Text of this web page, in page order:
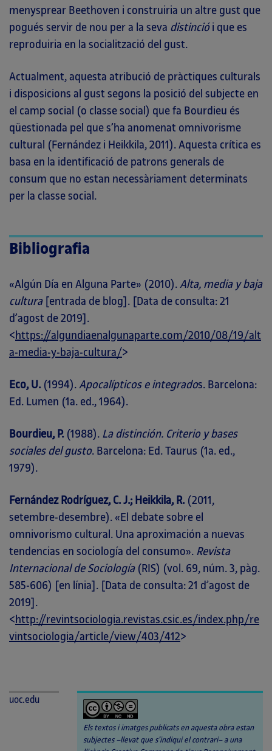
menysprear Beethoven i construiria un altre gust que
pogués servir de nou per a la seva distinció i que es
reproduiria en la socialització del gust.
Actualment, aquesta atribució de pràctiques culturals
i disposicions al gust segons la posició del subjecte en
el camp social (o classe social) que fa Bourdieu és
qüestionada pel que s’ha anomenat omnivorisme
cultural (Fernández i Heikkila, 2011). Aquesta crítica es
basa en la identificació de patrons generals de
consum que no estan necessàriament determinats
per la classe social.
Bibliografia
«Algún Día en Alguna Parte» (2010). Alta, media y baja
cultura[entrada de blog]. [Data de consulta: 21
d’agost de 2019].
< https://algundiaenalgunaparte.com/2010/08/19/alt
a-media-y-baja-cultura/>
Eco, U.(1994). Apocalípticos e integrados. Barcelona:
Ed. Lumen (1a. ed., 1964).
Bourdieu, P.(1988). La distinción. Criterio y bases
sociales del gusto. Barcelona: Ed. Taurus (1a. ed.,
1979).
Fernández Rodríguez, C. J.; Heikkila, R.(2011,
setembre-desembre). «El debate sobre el
omnivorismo cultural. Una aproximación a nuevas
tendencias en sociología del consumo». Revista
Internacional de Sociología(RIS) (vol. 69, núm. 3, pàg.
585-606) [en línia]. [Data de consulta: 21 d’agost de
2019].
< http://revintsociologia.revistas.csic.es/index.php/re
vintsociologia/article/view/403/412>
uoc.edu
Els textos i imatges publicats en aquesta obra estan
subjectes –llevat que s’indiqui el contrari– a una